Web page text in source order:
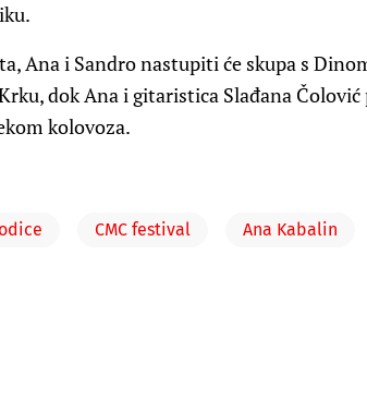
Ana i Sandro nastupiti će skupa s
dok Ana i gitaristica Slađana
kolovoza.
CMC festival Ana Kabalin